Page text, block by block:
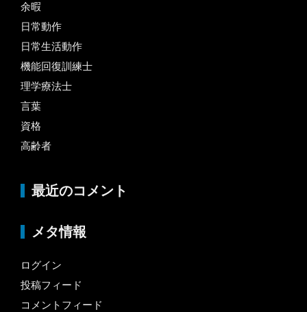
余暇
日常動作
日常生活動作
機能回復訓練士
理学療法士
言葉
資格
高齢者
最近のコメント
メタ情報
ログイン
投稿フィード
コメントフィード